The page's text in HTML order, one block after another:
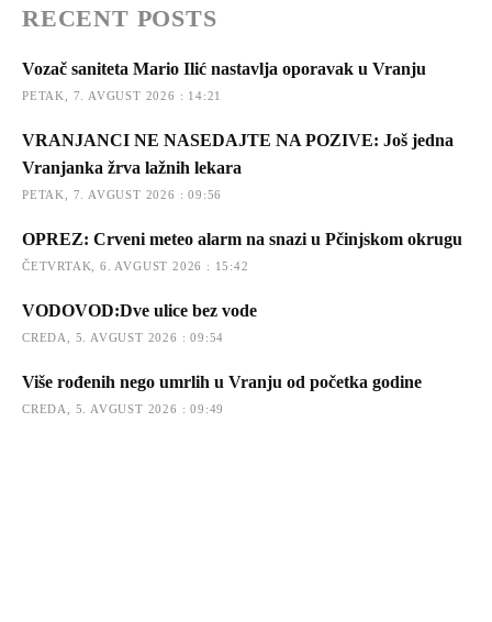
RECENT POSTS
Vozač saniteta Mario Ilić nastavlja oporavak u Vranju
PETAK, 7. AVGUST 2026 : 14:21
VRANJANCI NE NASEDAJTE NA POZIVE: Još jedna
Vranjanka žrva lažnih lekara
PETAK, 7. AVGUST 2026 : 09:56
OPREZ: Crveni meteo alarm na snazi u Pčinjskom okrugu
ČETVRTAK, 6. AVGUST 2026 : 15:42
VODOVOD:Dve ulice bez vode
CREDA, 5. AVGUST 2026 : 09:54
Više rođenih nego umrlih u Vranju od početka godine
CREDA, 5. AVGUST 2026 : 09:49